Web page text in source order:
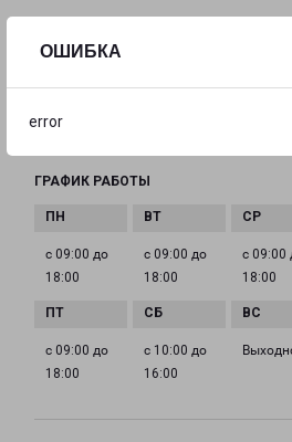
ОШИБКА
error
8(4932) 260-292
ГРАФИК РАБОТЫ
с 09:00 до
18:00
с 09:00 до
18:00
с 09:00
18:00
с 09:00 до
18:00
с 10:00 до
16:00